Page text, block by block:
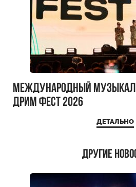
Международный
ДРИМ ФЕСТ 2026
ДЕТАЛЬНО
Другие